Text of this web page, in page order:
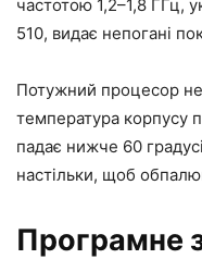
частотою 1,2–1,8 ГГц,
510, видає непогані
Потужний процесор не
температура корпусу
падає нижче 60
настільки, щоб
Програмне